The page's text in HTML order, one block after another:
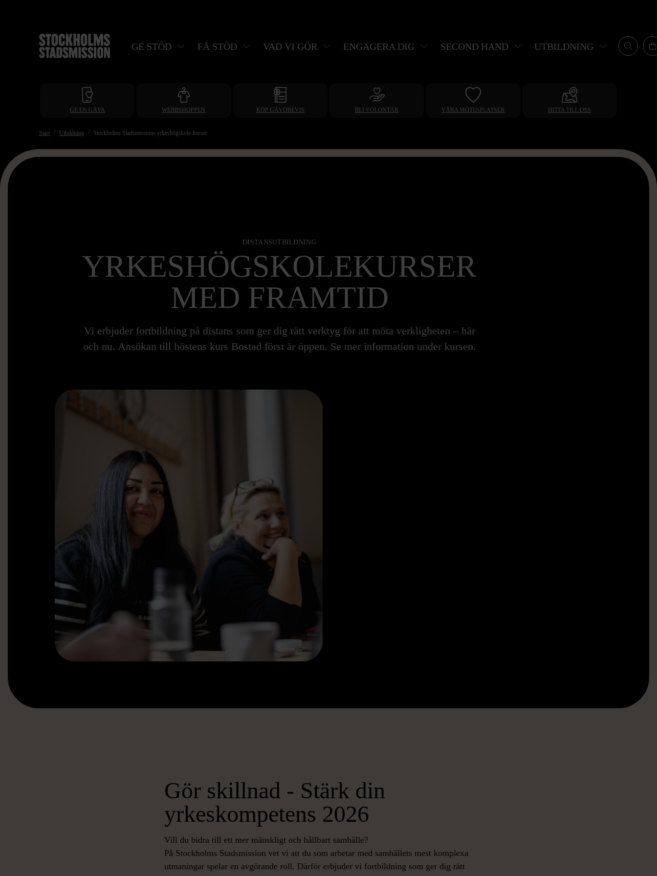
huvudinnehåll
GE STÖD FÅ STÖD VAD VI GÖR ENGAGERA DIG SECOND HAND UTBILDNING
GE EN GÅVA WEBBSHOPPEN KÖP GÅVOBEVIS BLI VOLONTÄR VÅRA MÖTESPLATSER HITTA TILL OSS
Start Utbildning Stockholms Stadsmissions yrkeshögskole-kurser
DISTANSUTBILDNING
YRKESHÖGSKOLEKURSER
MED FRAMTID
Vi erbjuder fortbildning på distans som ger dig rätt verktyg för att möta verkligheten – här
och nu. Ansökan till höstens kurs Bostad först är öppen. Se mer information under kursen.
Gör skillnad - Stärk din
yrkeskompetens 2026
Vill du bidra till ett mer mänskligt och hållbart samhälle?
På Stockholms Stadsmission vet vi att du som arbetar med samhällets mest komplexa
utmaningar spelar en avgörande roll. Därför erbjuder vi fortbildning som ger dig rätt